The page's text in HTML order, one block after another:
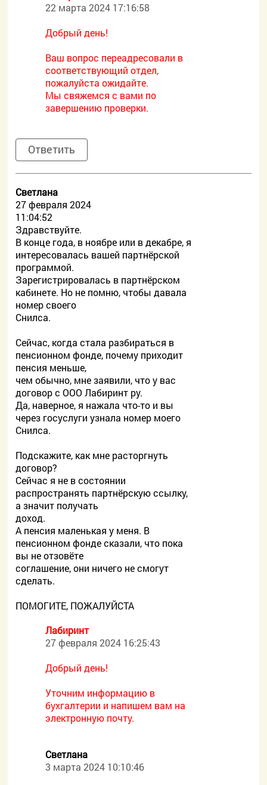
22 марта 2024 17:16:58
Добрый день!
Ваш вопрос переадресовали в
соответствующий отдел,
пожалуйста ожидайте.
Мы свяжемся с вами по
завершению проверки.
Ответить
Светлана
27 февраля 2024
11:04:52
Здравствуйте.
В конце года, в ноябре или в декабре, я
интересовалась вашей партнёрской
программой.
Зарегистрировалась в партнёрском
кабинете. Но не помню, чтобы давала
номер своего
Снилса.
Сейчас, когда стала разбираться в
пенсионном фонде, почему приходит
пенсия меньше,
чем обычно, мне заявили, что у вас
договор с ООО Лабиринт ру.
Да, наверное, я нажала что-то и вы
через госуслуги узнала номер моего
Снилса.
Подскажите, как мне расторгнуть
договор?
Сейчас я не в состоянии
распространять партнёрскую ссылку,
а значит получать
доход.
А пенсия маленькая у меня. В
пенсионном фонде сказали, что пока
вы не отзовёте
соглашение, они ничего не смогут
сделать.
ПОМОГИТЕ, ПОЖАЛУЙСТА
Лабиринт
27 февраля 2024 16:25:43
Добрый день!
Уточним информацию в
бухгалтерии и напишем вам на
электронную почту.
Светлана
3 марта 2024 10:10:46